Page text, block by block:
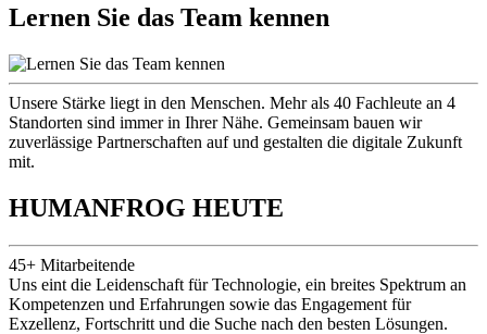
Lernen Sie das Team kennen
Unsere Stärke liegt in den Menschen. Mehr als 40 Fachleute an 4
Standorten sind immer in Ihrer Nähe. Gemeinsam bauen wir
zuverlässige Partnerschaften auf und gestalten die digitale Zukunft
mit.
HUMANFROG HEUTE
45+ Mitarbeitende
Uns eint die Leidenschaft für Technologie, ein breites Spektrum an
Kompetenzen und Erfahrungen sowie das Engagement für
Exzellenz, Fortschritt und die Suche nach den besten Lösungen.